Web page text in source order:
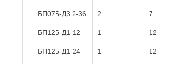
БП07Б-Д3.2-36 2 7
БП12Б-Д1-12 1 12
БП12Б-Д1-24 1 12